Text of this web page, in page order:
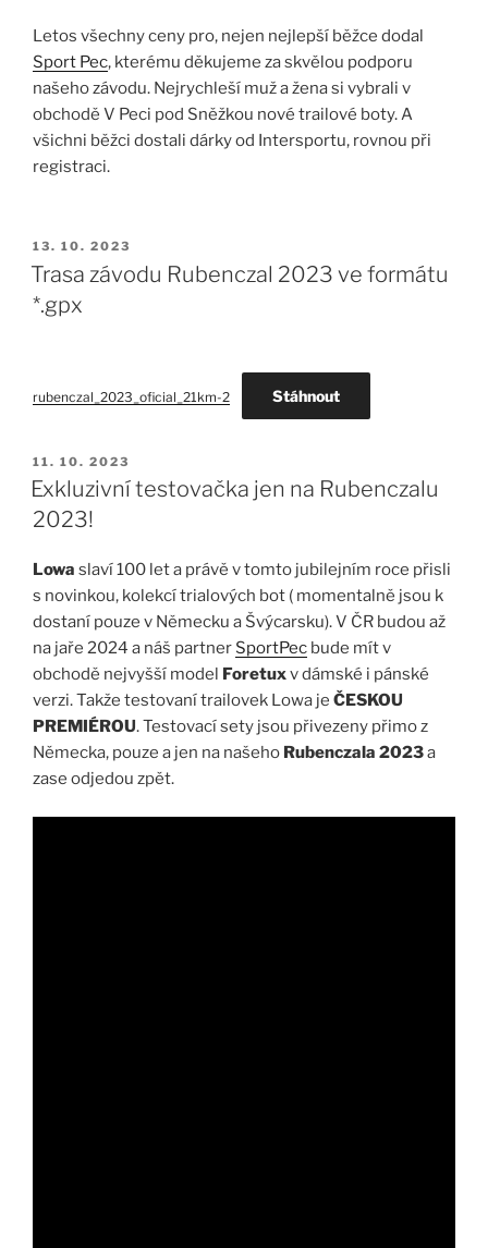
Letos všechny ceny pro, nejen nejlepší běžce dodal
Sport Pec, kterému děkujeme za skvělou podporu
našeho závodu. Nejrychleší muž a žena si vybrali v
obchodě V Peci pod Sněžkou nové trailové boty. A
všichni běžci dostali dárky od Intersportu, rovnou při
registraci.
PUBLIKOVÁNO
13. 10. 2023
Trasa závodu Rubenczal 2023 ve formátu
*.gpx
rubenczal_2023_oficial_21km-2 Stáhnout
PUBLIKOVÁNO
11. 10. 2023
Exkluzivní testovačka jen na Rubenczalu
2023!
Lowa slaví 100 let a právě v tomto jubilejním roce přisli
s novinkou, kolekcí trialových bot ( momentalně jsou k
dostaní pouze v Německu a Švýcarsku). V ČR budou až
na jaře 2024 a náš partner SportPec bude mít v
obchodě nejvyšší model
Foretuxv dámské i pánské
verzi. Takže testovaní trailovek Lowa je ČESKOU
PREMIÉROU. Testovací sety jsou přivezeny přimo z
Německa, pouze a jen na našeho Rubenczala 2023a
zase odjedou zpět.